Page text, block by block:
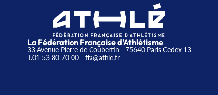
La Fédération Française d'Athlétisme
33 Avenue Pierre de Coubertin - 75640 Paris Cedex 13
T.01 53 80 70 00- ffa@athle.fr